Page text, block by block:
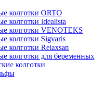
колготки ORTO
колготки Idealista
колготки VENOTEKS
колготки Sigvaris
колготки Relaxsan
колготки для беременных
колготки